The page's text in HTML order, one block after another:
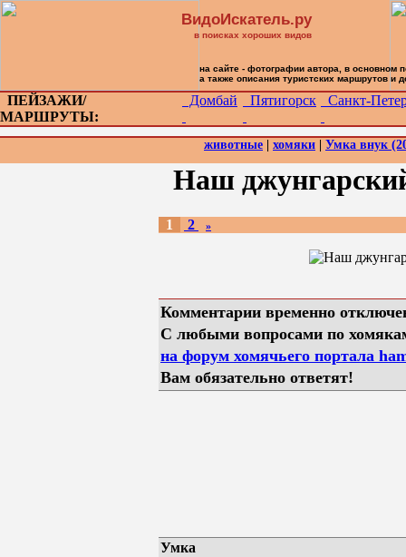
ПЕЙЗАЖИ/
МАРШРУТЫ:
Домбай Пятигорск Санкт-
животные хомяки Умка внук
Наш
1 2 »
Комментарии временно
С любыми вопросами по
на форум хомячьего портала
Вам обязательно ответят!
Умка
ВидоИскатель.ру
в поисках хороших видов
на сайте - фотографии автора, в основном
а также описания туристских маршрутов и